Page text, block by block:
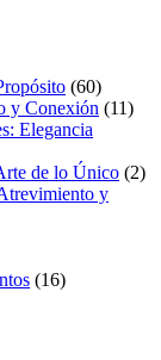
(60)
y Conexión (11)
Elegancia
de lo Único (2)
y
(16)